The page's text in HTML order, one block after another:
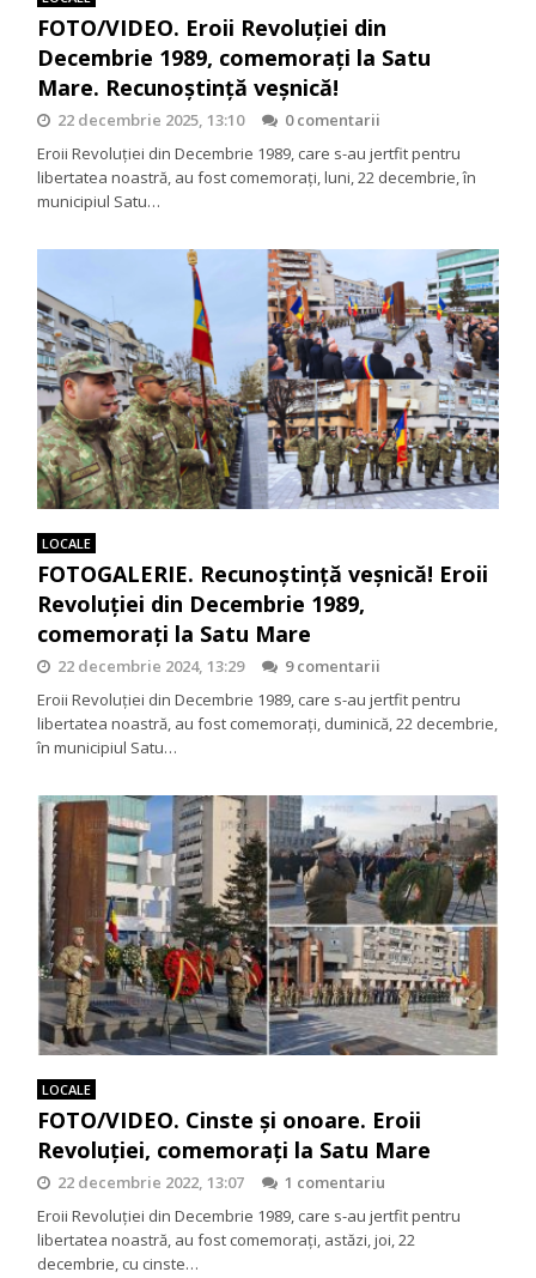
FOTO/VIDEO. Eroii Revoluției din
Decembrie 1989, comemorați la Satu
Mare. Recunoștință veșnică!
22 decembrie 2025, 13:10
0 comentarii
Eroii Revoluției din Decembrie 1989, care s-au jertfit pentru
libertatea noastră, au fost comemorați, luni, 22 decembrie, în
municipiul Satu…
LOCALE
FOTOGALERIE. Recunoștință veșnică! Eroii
Revoluției din Decembrie 1989,
comemorați la Satu Mare
22 decembrie 2024, 13:29
9 comentarii
Eroii Revoluției din Decembrie 1989, care s-au jertfit pentru
libertatea noastră, au fost comemorați, duminică, 22 decembrie,
în municipiul Satu…
LOCALE
FOTO/VIDEO. Cinste și onoare. Eroii
Revoluției, comemorați la Satu Mare
22 decembrie 2022, 13:07
1 comentariu
Eroii Revoluției din Decembrie 1989, care s-au jertfit pentru
libertatea noastră, au fost comemorați, astăzi, joi, 22
decembrie, cu cinste…